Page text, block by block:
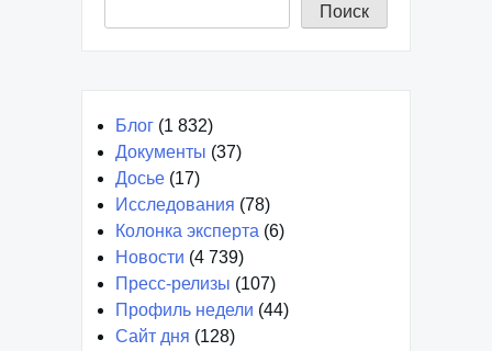
Поиск
Блог (1 832)
Документы (37)
Досье (17)
Исследования (78)
Колонка эксперта (6)
Новости (4 739)
Пресс-релизы (107)
Профиль недели (44)
Сайт дня (128)